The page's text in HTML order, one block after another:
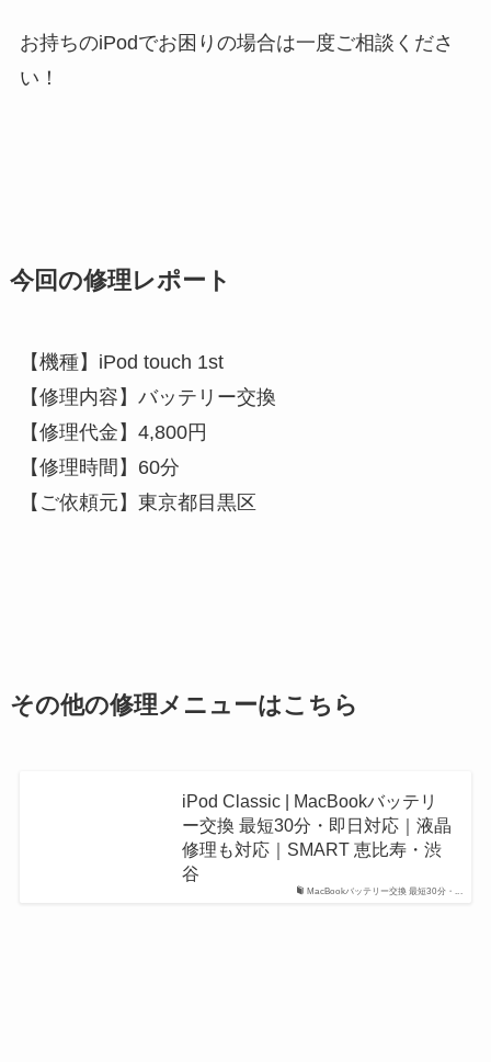
お持ちのiPodでお困りの場合は一度ご相談くださ
い！
今回の修理レポート
【機種】iPod touch 1st
【修理内容】バッテリー交換
【修理代金】4,800円
【修理時間】60分
【ご依頼元】東京都目黒区
その他の修理メニューはこちら
MacBookバッテリー交換 最短30分・...
iPod Classic | MacBookバッテリ
ー交換 最短30分・即日対応｜液晶
修理も対応｜SMART 恵比寿・渋
谷